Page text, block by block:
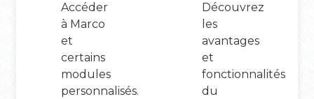
Accéder
à Marco
et
certains
modules
personnalisés.
Découvrez
les
avantages
et
fonctionnalités
du